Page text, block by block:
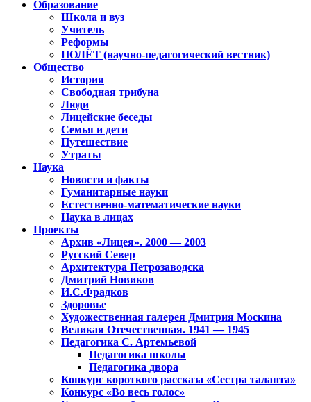
Образование
Школа и вуз
Учитель
Реформы
ПОЛЁТ (научно-педагогический вестник)
Общество
История
Свободная трибуна
Люди
Лицейские беседы
Семья и дети
Путешествие
Утраты
Наука
Новости и факты
Гуманитарные науки
Естественно-математические науки
Наука в лицах
Проекты
Архив «Лицея». 2000 — 2003
Русский Север
Архитектура Петрозаводска
Дмитрий Новиков
И.С.Фрадков
Здоровье
Художественная галерея Дмитрия Москина
Великая Отечественная. 1941 — 1945
Педагогика С. Артемьевой
Педагогика школы
Педагогика двора
Конкурс короткого рассказа «Сестра таланта»
Конкурс «Во весь голос»